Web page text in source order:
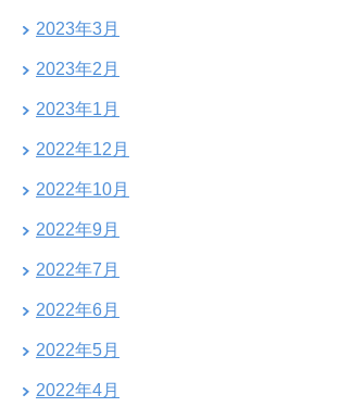
2023年3月
2023年2月
2023年1月
2022年12月
2022年10月
2022年9月
2022年7月
2022年6月
2022年5月
2022年4月